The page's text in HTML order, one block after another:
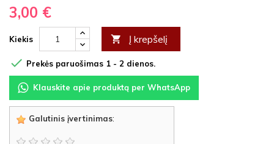
3,00 €
Kiekis  Į krepšelį
 Prekės paruošimas 1 - 2 dienos.
Klauskite apie produktą per WhatsApp
Galutinis įvertinimas: